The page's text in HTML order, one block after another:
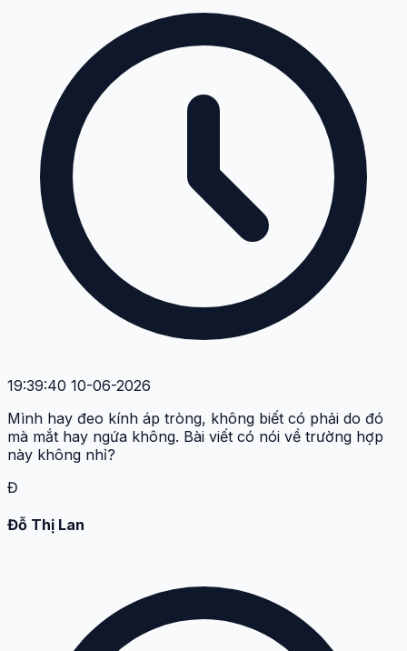
19:39:40 10-06-2026
Mình hay đeo kính áp tròng, không biết có phải do đó
mà mắt hay ngứa không. Bài viết có nói về trường hợp
này không nhỉ?
Đ
Đỗ Thị Lan